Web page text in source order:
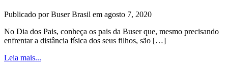
Publicado por Buser Brasil em agosto 7, 2020
No Dia dos Pais, conheça os pais da Buser que, mesmo precisando
enfrentar a distância física dos seus filhos, são […]
Leia mais...